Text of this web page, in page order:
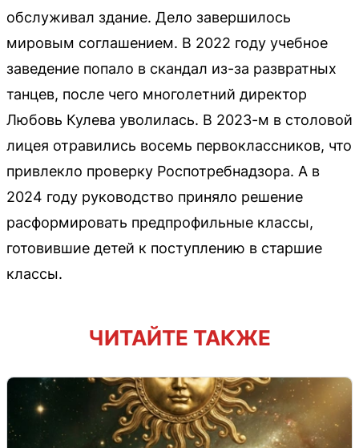
обслуживал здание. Дело завершилось
мировым соглашением. В 2022 году учебное
заведение попало в скандал из-за развратных
танцев, после чего многолетний директор
Любовь Кулева уволилась. В 2023-м в столовой
лицея отравились восемь первоклассников, что
привлекло проверку Роспотребнадзора. А в
2024 году руководство приняло решение
расформировать предпрофильные классы,
готовившие детей к поступлению в старшие
классы.
ЧИТАЙТЕ ТАКЖЕ